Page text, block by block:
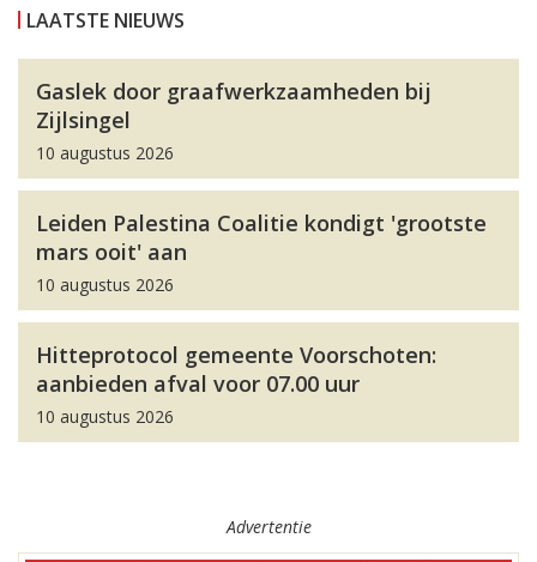
LAATSTE NIEUWS
Gaslek door graafwerkzaamheden bij
Zijlsingel
10 augustus 2026
Leiden Palestina Coalitie kondigt 'grootste
mars ooit' aan
10 augustus 2026
Hitteprotocol gemeente Voorschoten:
aanbieden afval voor 07.00 uur
10 augustus 2026
Advertentie